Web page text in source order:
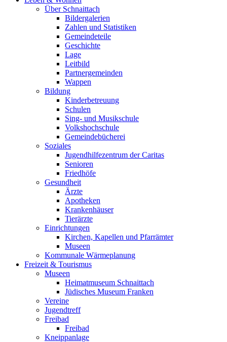
Über Schnaittach
Bildergalerien
Zahlen und Statistiken
Gemeindeteile
Geschichte
Lage
Leitbild
Partnergemeinden
Wappen
Bildung
Kinderbetreuung
Schulen
Sing- und Musikschule
Volkshochschule
Gemeindebücherei
Soziales
Jugendhilfezentrum der Caritas
Senioren
Friedhöfe
Gesundheit
Ärzte
Apotheken
Krankenhäuser
Tierärzte
Einrichtungen
Kirchen, Kapellen und Pfarrämter
Museen
Kommunale Wärmeplanung
Freizeit & Tourismus
Museen
Heimatmuseum Schnaittach
Jüdisches Museum Franken
Vereine
Jugendtreff
Freibad
Freibad
Kneippanlage